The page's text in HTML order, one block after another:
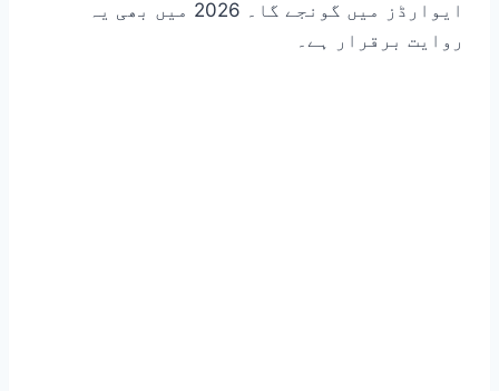
ایوارڈز میں گونجے گا۔ 2026 میں بھی یہ
روایت برقرار ہے۔